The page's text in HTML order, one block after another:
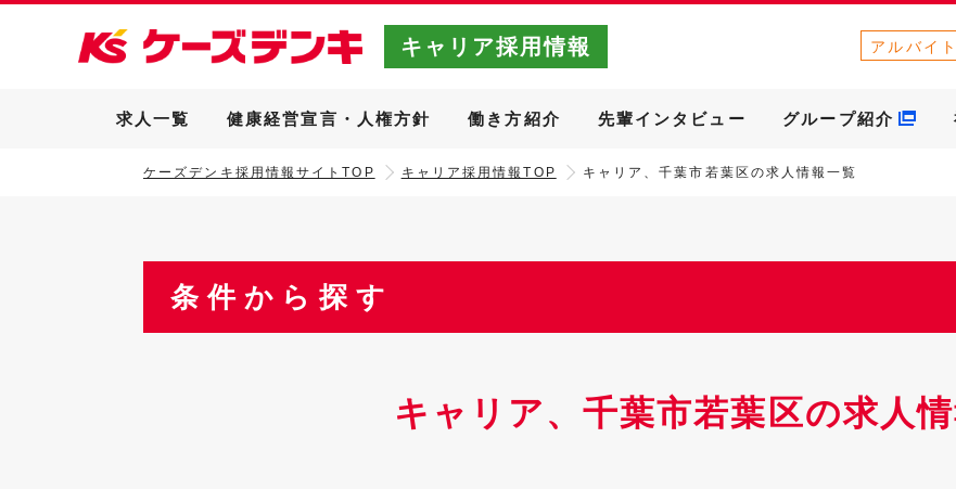
キャリア採用情報 アルバイ
求人一覧 健康経営宣言・人権方針 働き方紹介 先輩インタビュー グループ紹介
ケーズデンキ採用情報サイトTOP キャリア採用情報TOP キャリア、千葉市若葉区の求人情報一覧
条件から探す
キャリア、千葉市若葉区の求人